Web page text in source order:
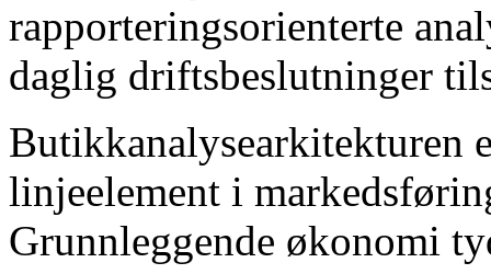
rapporteringsorienterte
daglig driftsbeslutninger
Butikkanalysearkitekturen
linjeelement i
Grunnleggende økonomi